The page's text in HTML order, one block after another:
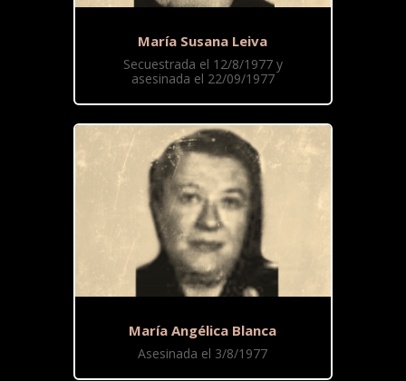
María Susana Leiva
Secuestrada el 12/8/1977 y
asesinada el 22/09/1977
María Angélica Blanca
Asesinada el 3/8/1977